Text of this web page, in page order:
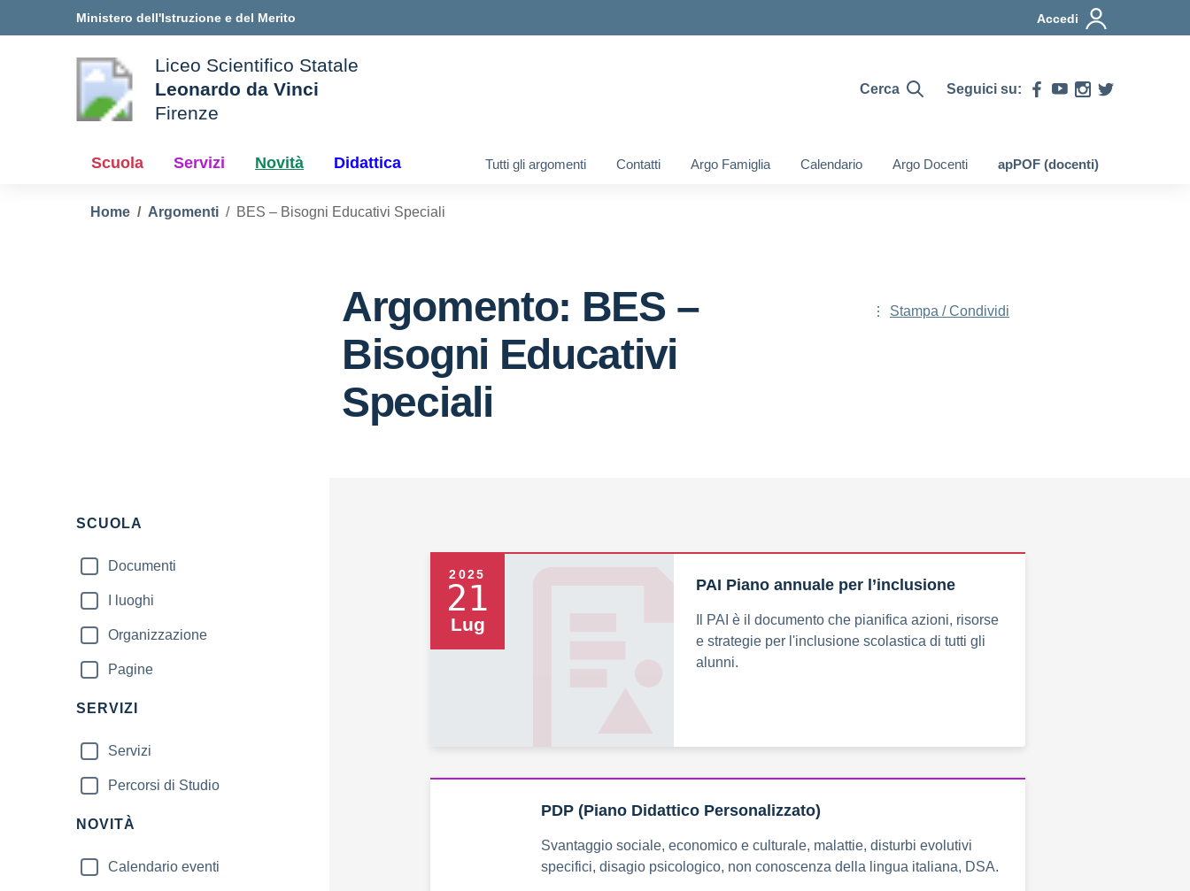
Ministero dell'Istruzione e del Merito Accedi
della scuola
Liceo Scientifico Statale
Leonardo da Vinci
Firenze
Cerca Seguici su:
Scuola Servizi Novità Didattica Tutti gli argomenti Contatti Argo Famiglia Calendario Argo Docenti apPOF (docenti)
Home Argomenti BES – Bisogni Educativi Speciali
Argomento: BES –
Bisogni Educativi
Speciali
Stampa / Condividi
Filtri
SCUOLA
Documenti
I luoghi
Organizzazione
Pagine
SERVIZI
Servizi
Percorsi di Studio
NOVITÀ
Calendario eventi
2025
21
Lug
PAI Piano annuale per l’inclusione
Il PAI è il documento che pianifica azioni, risorse
e strategie per l'inclusione scolastica di tutti gli
alunni.
PDP (Piano Didattico Personalizzato)
Svantaggio sociale, economico e culturale, malattie, disturbi evolutivi
specifici, disagio psicologico, non conoscenza della lingua italiana, DSA.